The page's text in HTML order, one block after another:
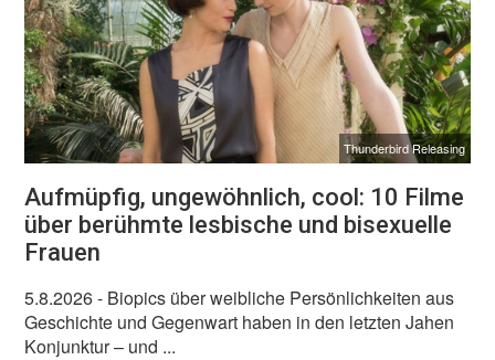
Thunderbird Releasing
Aufmüpfig, ungewöhnlich, cool: 10 Filme
über berühmte lesbische und bisexuelle
Frauen
5.8.2026- Biopics über weibliche Persönlichkeiten aus
Geschichte und Gegenwart haben in den letzten Jahen
Konjunktur – und ...